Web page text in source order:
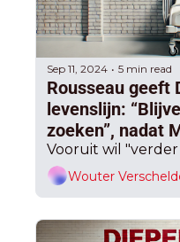
Sep 11, 2024 • 5 min read
Rousseau geeft
levenslijn:
zoeken”, nadat
camera’s en zo
Vooruit wil
Wouter